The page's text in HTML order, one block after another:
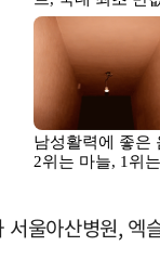
울아산병원,